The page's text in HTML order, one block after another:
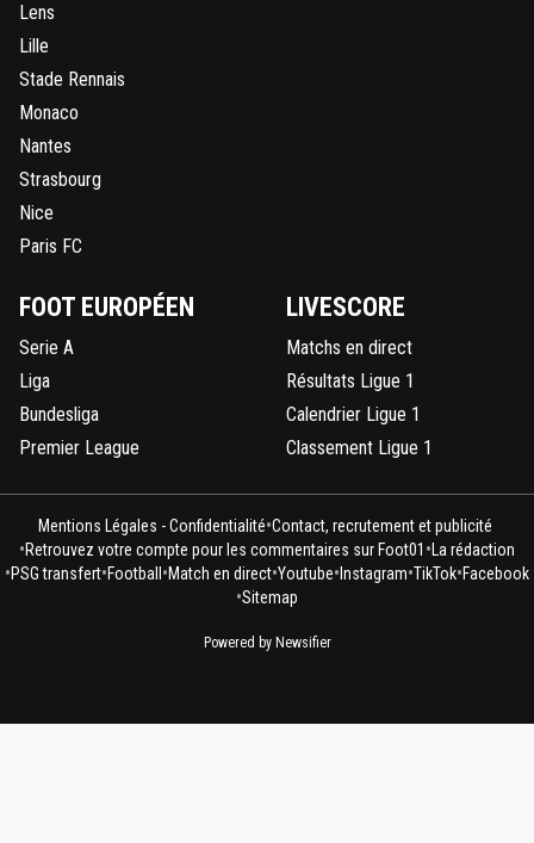
Lens
Lille
Stade Rennais
Monaco
Nantes
Strasbourg
Nice
Paris FC
FOOT EUROPÉEN
Serie A
Liga
Bundesliga
Premier League
LIVESCORE
Matchs en direct
Résultats Ligue 1
Calendrier Ligue 1
Classement Ligue 1
Mentions Légales - Confidentialité•Contact, recrutement et publicité
•Retrouvez votre compte pour les commentaires sur Foot01 • La rédaction
•PSG transfert•Football •Match en direct•Youtube• Instagram•TikTok•Facebook
•Sitemap
Powered by Newsifier